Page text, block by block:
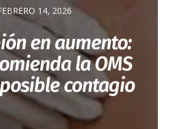
14, 2026
en aumento:
la OMS
contagio